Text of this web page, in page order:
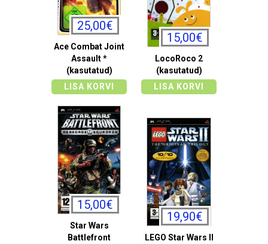
25,00€
Ace Combat Joint
Assault *
(kasutatud)
LISA KORVI
15,00€
LocoRoco 2
(kasutatud)
LISA KORVI
15,00€
Star Wars
Battlefront
19,90€
LEGO Star Wars II